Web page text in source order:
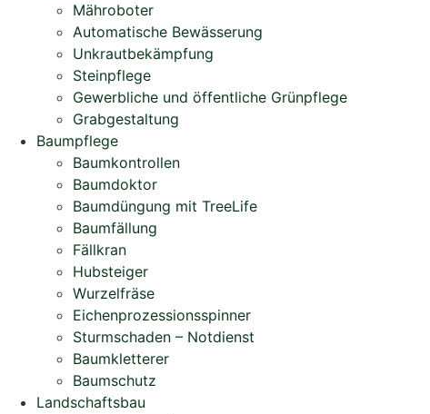
Mähroboter
Automatische Bewässerung
Unkrautbekämpfung
Steinpflege
Gewerbliche und öffentliche Grünpflege
Grabgestaltung
Baumpflege
Baumkontrollen
Baumdoktor
Baumdüngung mit TreeLife
Baumfällung
Fällkran
Hubsteiger
Wurzelfräse
Eichenprozessions­spinner
Sturmschaden – Notdienst
Baumkletterer
Baumschutz
Landschaftsbau